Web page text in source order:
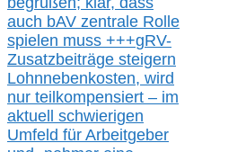
auch bAV zentrale Rolle
spielen muss +++gRV-
Zusatzbeiträge steigern
Lohnnebenkosten, wird
nur teilkompensiert – im
aktuell schwierigen
Umfeld für Arbeitgeber